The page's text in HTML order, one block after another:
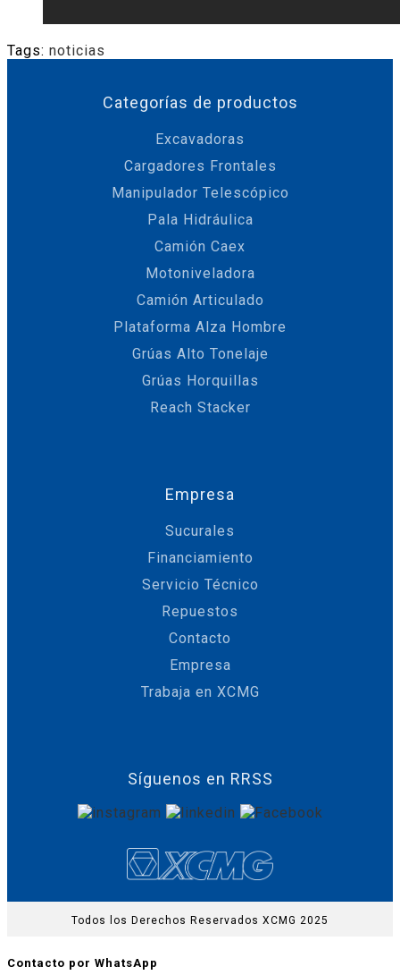
Tags: noticias
Categorías de productos
Excavadoras
Cargadores Frontales
Manipulador Telescópico
Pala Hidráulica
Camión Caex
Motoniveladora
Camión Articulado
Plataforma Alza Hombre
Grúas Alto Tonelaje
Grúas Horquillas
Reach Stacker
Empresa
Sucurales
Financiamiento
Servicio Técnico
Repuestos
Contacto
Empresa
Trabaja en XCMG
Síguenos en RRSS
Todos los Derechos Reservados XCMG 2025
Contacto por WhatsApp